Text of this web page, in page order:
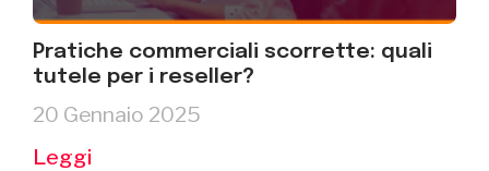
Pratiche commerciali scorrette: quali
tutele per i reseller?
20 Gennaio 2025
Leggi